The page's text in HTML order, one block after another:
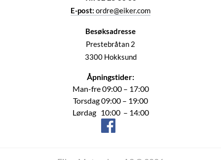
E-post: ordre@eiker.com
Besøksadresse
Prestebråtan 2
3300 Hokksund
Åpningstider:
Man-fre 09:00 – 17:00
Torsdag 09:00 – 19:00
Lørdag 10:00 – 14:00